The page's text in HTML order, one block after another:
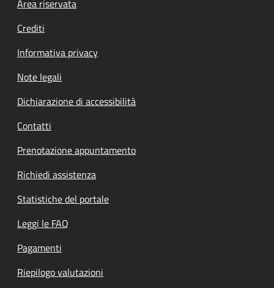
Area riservata
Crediti
Informativa privacy
Note legali
Dichiarazione di accessibilità
Contatti
Prenotazione appuntamento
Richiedi assistenza
Statistiche del portale
Leggi le FAQ
Pagamenti
Riepilogo valutazioni